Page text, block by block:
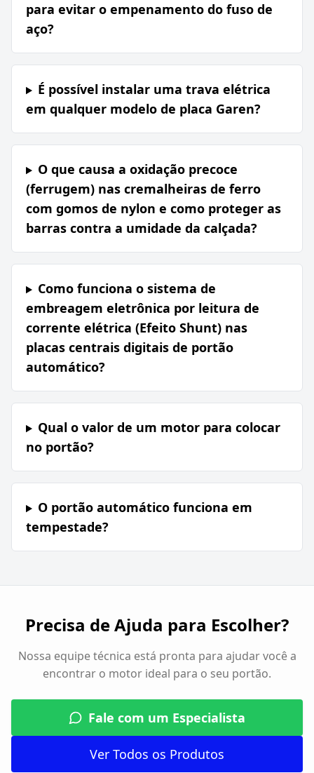
para evitar o empenamento do fuso de
aço?
É possível instalar uma trava elétrica
em qualquer modelo de placa Garen?
O que causa a oxidação precoce
(ferrugem) nas cremalheiras de ferro
com gomos de nylon e como proteger as
barras contra a umidade da calçada?
Como funciona o sistema de
embreagem eletrônica por leitura de
corrente elétrica (Efeito Shunt) nas
placas centrais digitais de portão
automático?
Qual o valor de um motor para colocar
no portão?
O portão automático funciona em
tempestade?
Precisa de Ajuda para Escolher?
Nossa equipe técnica está pronta para ajudar você a
encontrar o motor ideal para o seu portão.
Fale com um Especialista
Ver Todos os Produtos